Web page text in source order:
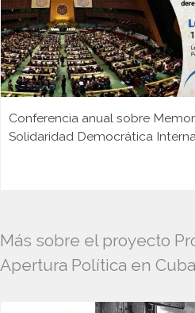
Conferencia anual sobre
Solidaridad Democrática
Más sobre el proyecto
Apertura Política en Cuba